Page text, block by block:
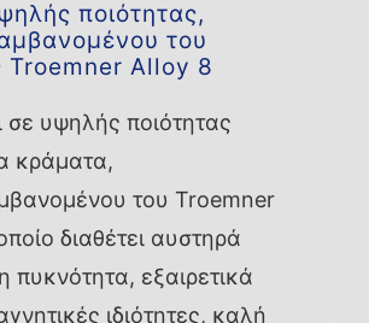
ποιότητας,
του
Troemner Alloy 8
σε υψηλής ποιότητας
κράματα,
του Troemner
διαθέτει αυστηρά
πυκνότητα, εξαιρετικά
ιδιότητες, καλή